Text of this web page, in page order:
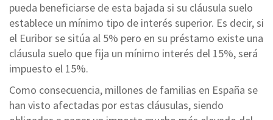
pueda beneficiarse de esta bajada si su cláusula suelo
establece un mínimo tipo de interés superior. Es decir, si
el Euribor se sitúa al 5% pero en su préstamo existe una
cláusula suelo que fija un mínimo interés del 15%, será
impuesto el 15%.
Como consecuencia, millones de familias en España se
han visto afectadas por estas cláusulas, siendo